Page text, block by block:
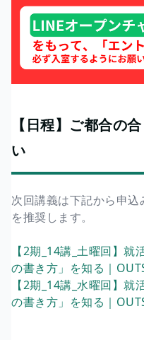
【日程】ご都合の
い
次回講義は下記から申
を推奨します。
【2期_14講_土曜回】就
の書き方」を知る｜
【2期_14講_水曜回】就
の書き方」を知る｜